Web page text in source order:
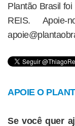
Plantão Brasil
REIS.
APOIE O
Se você quer